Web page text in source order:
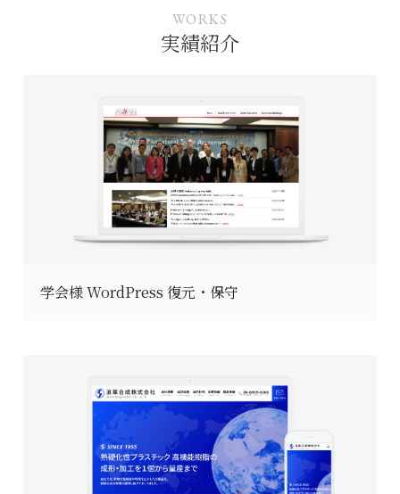
WORKS
実績紹介
学会様 WordPress 復元・保守